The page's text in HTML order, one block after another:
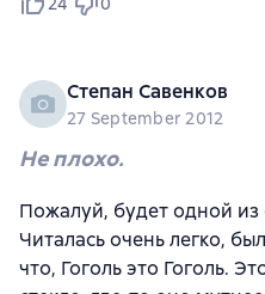
Степан Савенков
27 September 2012
Не плохо.
Пожалуй, будет одной
Читалась очень легко,
что, Гоголь это Гоголь.